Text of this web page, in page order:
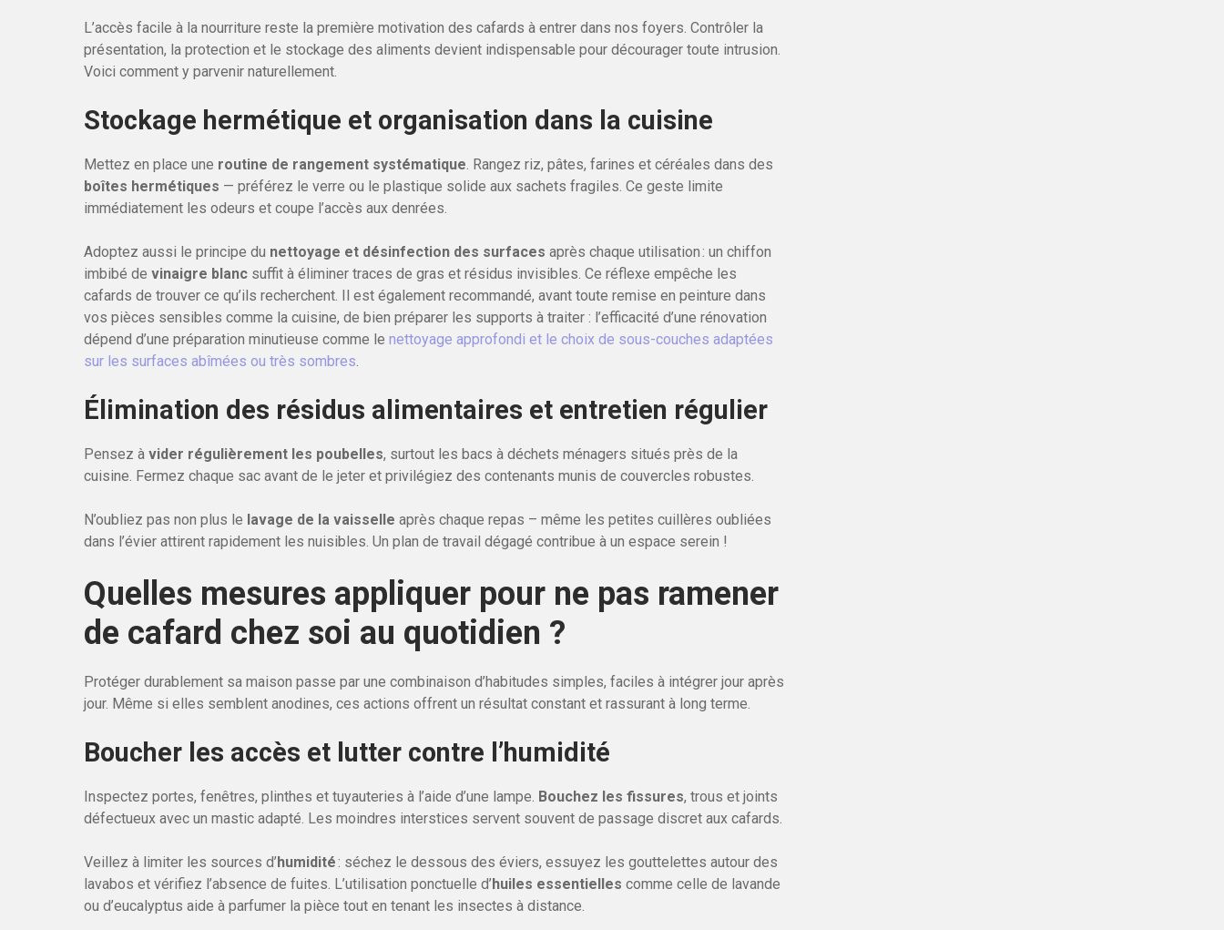
L’accès facile à la nourriture reste la première motivation des cafards à entrer dans nos foyers. Contrôler la
présentation, la protection et le stockage des aliments devient indispensable pour décourager toute intrusion.
Voici comment y parvenir naturellement.
Stockage hermétique et organisation dans la cuisine
Mettez en place une routine de rangement systématique. Rangez riz, pâtes, farines et céréales dans des
boîtes hermétiques — préférez le verre ou le plastique solide aux sachets fragiles. Ce geste limite
immédiatement les odeurs et coupe l’accès aux denrées.
Adoptez aussi le principe du nettoyage et désinfection des surfaces après chaque utilisation : un chiffon
imbibé de vinaigre blanc suffit à éliminer traces de gras et résidus invisibles. Ce réflexe empêche les
cafards de trouver ce qu’ils recherchent. Il est également recommandé, avant toute remise en peinture dans
vos pièces sensibles comme la cuisine, de bien préparer les supports à traiter : l’efficacité d’une rénovation
dépend d’une préparation minutieuse comme le nettoyage approfondi et le choix de sous-couches adaptées
sur les surfaces abîmées ou très sombres.
Élimination des résidus alimentaires et entretien régulier
Pensez à vider régulièrement les poubelles, surtout les bacs à déchets ménagers situés près de la
cuisine. Fermez chaque sac avant de le jeter et privilégiez des contenants munis de couvercles robustes.
N’oubliez pas non plus le lavage de la vaisselle après chaque repas – même les petites cuillères oubliées
dans l’évier attirent rapidement les nuisibles. Un plan de travail dégagé contribue à un espace serein !
Quelles mesures appliquer pour ne pas ramener
de cafard chez soi au quotidien ?
Protéger durablement sa maison passe par une combinaison d’habitudes simples, faciles à intégrer jour après
jour. Même si elles semblent anodines, ces actions offrent un résultat constant et rassurant à long terme.
Boucher les accès et lutter contre l’humidité
Inspectez portes, fenêtres, plinthes et tuyauteries à l’aide d’une lampe. Bouchez les fissures, trous et joints
défectueux avec un mastic adapté. Les moindres interstices servent souvent de passage discret aux cafards.
Veillez à limiter les sources d’humidité: séchez le dessous des éviers, essuyez les gouttelettes autour des
lavabos et vérifiez l’absence de fuites. L’utilisation ponctuelle d’huiles essentielles comme celle de lavande
ou d’eucalyptus aide à parfumer la pièce tout en tenant les insectes à distance.